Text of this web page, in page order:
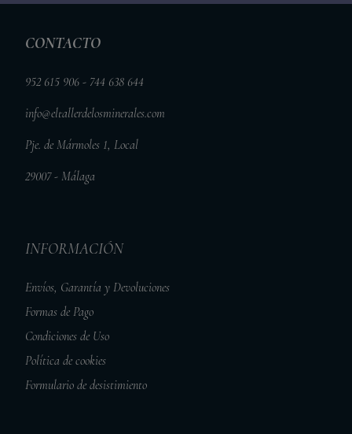
CONTACTO
952 615 906 - 744 638 644
info@eltallerdelosminerales.com
Pje. de Mármoles 1, Local
29007 - Málaga
INFORMACIÓN
Envíos, Garantía y Devoluciones
Formas de Pago
Condiciones de Uso
Política de cookies
Formulario de desistimiento